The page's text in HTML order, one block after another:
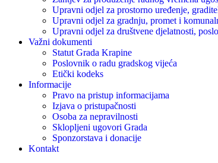
Upravni odjel za prostorno uređenje,
Upravni odjel za gradnju, promet i
Upravni odjel za društvene djelatnosti,
Važni dokumenti
Statut Grada Krapine
Poslovnik o radu gradskog vijeća
Etički kodeks
Informacije
Pravo na pristup informacijama
Izjava o pristupačnosti
Osoba za nepravilnosti
Sklopljeni ugovori Grada
Sponzorstava i donacije
Kontakt